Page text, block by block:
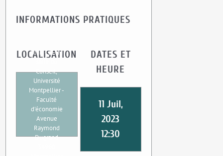
INFORMATIONS PRATIQUES
LOCALISATION
UMR CEE-M
Conseil,
Université
Montpellier -
Faculté
d'économie
Avenue
Raymond
Dugrand
DATES ET
HEURE
11 Juil,
2023
12:30